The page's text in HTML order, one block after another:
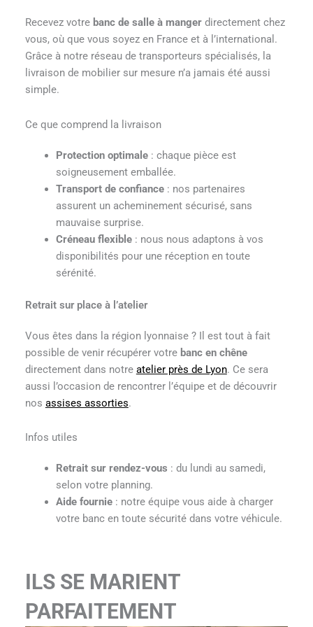
Recevez votre banc de salle à mangerdirectement chez
vous, où que vous soyez en France et à l’international.
Grâce à notre réseau de transporteurs spécialisés, la
livraison de mobilier sur mesure n’a jamais été aussi
simple.
Ce que comprend la livraison
Protection optimale: chaque pièce est
soigneusement emballée.
Transport de confiance: nos partenaires
assurent un acheminement sécurisé, sans
mauvaise surprise.
Créneau flexible: nous nous adaptons à vos
disponibilités pour une réception en toute
sérénité.
Retrait sur place à l’atelier
Vous êtes dans la région lyonnaise ? Il est tout à fait
possible de venir récupérer votre banc en chêne
directement dans notre atelier près de Lyon. Ce sera
aussi l’occasion de rencontrer l’équipe et de découvrir
nos assises assorties.
Infos utiles
Retrait sur rendez-vous : du lundi au samedi,
selon votre planning.
Aide fournie: notre équipe vous aide à charger
votre banc en toute sécurité dans votre véhicule.
ILS SE MARIENT
PARFAITEMENT